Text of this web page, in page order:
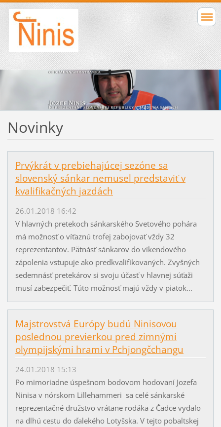
Novinky
Prvýkrát v prebiehajúcej sezóne sa
slovenský sánkar nemusel predstaviť v
kvalifikačných jazdách
26.01.2018 16:42
V hlavných pretekoch sánkarského Svetového pohára
má možnosť o víťaznú trofej zabojovať vždy 32
reprezentantov. Pätnásť sánkarov do víkendového
zápolenia vstupuje ako predkvalifikovaných. Zvyšných
sedemnásť pretekárov si svoju účasť v hlavnej súťaži
musí zabezpečiť. Túto možnosť majú vždy v piatok...
Majstrovstvá Európy budú Ninisovou
poslednou previerkou pred zimnými
olympijskými hrami v Pchjongčchangu
24.01.2018 15:13
Po mimoriadne úspešnom bodovom hodovaní Jozefa
Ninisa v nórskom Lillehammeri sa celé sánkarské
reprezentačné družstvo vrátane rodáka z Čadce vydalo
na dlhú cestu do ďalekého Lotyšska. V tejto pobaltskej